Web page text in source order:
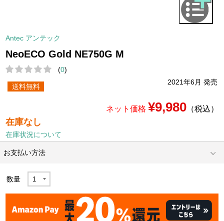
Antec アンテック
NeoECO Gold NE750G M
(0)
2021年6月 発売
送料無料
ネット価格 ¥9,980（税込）
在庫なし
在庫状況について
お支払い方法
数量